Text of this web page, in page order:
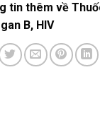
tin thêm về
B, HIV